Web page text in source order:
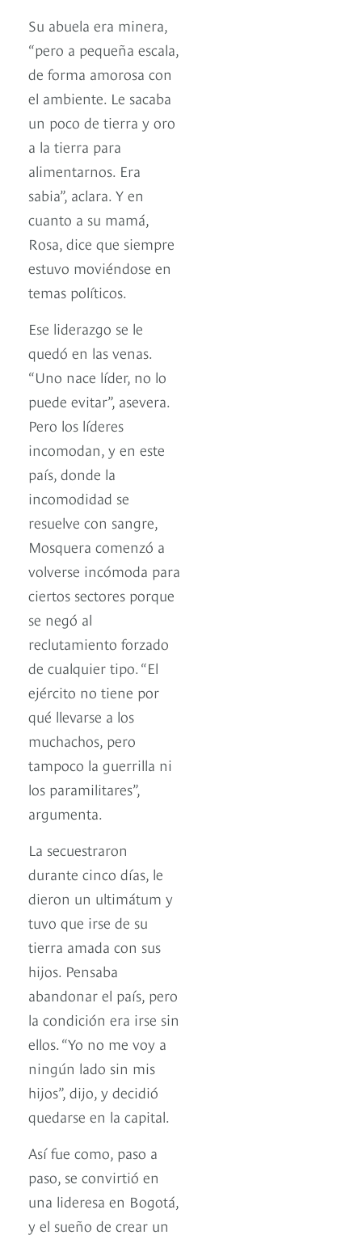
Su abuela era minera,
“pero a pequeña escala,
de forma amorosa con
el ambiente. Le sacaba
un poco de tierra y oro
a la tierra para
alimentarnos. Era
sabia”, aclara. Y en
cuanto a su mamá,
Rosa, dice que siempre
estuvo moviéndose en
temas políticos.
Ese liderazgo se le
quedó en las venas.
“Uno nace líder, no lo
puede evitar”, asevera.
Pero los líderes
incomodan, y en este
país, donde la
incomodidad se
resuelve con sangre,
Mosquera comenzó a
volverse incómoda para
ciertos sectores porque
se negó al
reclutamiento forzado
de cualquier tipo. “El
ejército no tiene por
qué llevarse a los
muchachos, pero
tampoco la guerrilla ni
los paramilitares”,
argumenta.
La secuestraron
durante cinco días, le
dieron un ultimátum y
tuvo que irse de su
tierra amada con sus
hijos. Pensaba
abandonar el país, pero
la condición era irse sin
ellos. “Yo no me voy a
ningún lado sin mis
hijos”, dijo, y decidió
quedarse en la capital.
Así fue como, paso a
paso, se convirtió en
una lideresa en Bogotá,
y el sueño de crear un